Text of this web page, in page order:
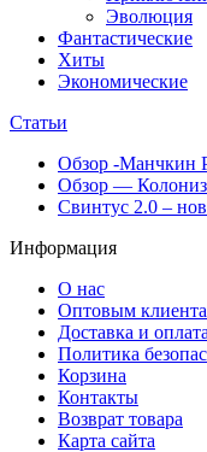
Эволюция
Фантастические
Хиты
Экономические
Статьи
Обзор -Манчкин
Обзор —
Свинтус 2.0 –
Информация
О нас
Оптовым
Доставка и оплата
Политика
Корзина
Контакты
Возврат товара
Карта сайта